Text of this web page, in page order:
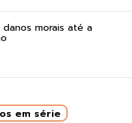
morais até a
em série